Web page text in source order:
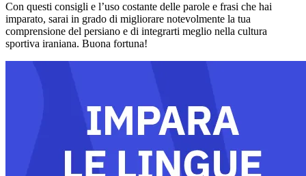
Con questi consigli e l’uso costante delle parole e frasi che hai
imparato, sarai in grado di migliorare notevolmente la tua
comprensione del persiano e di integrarti meglio nella cultura
sportiva iraniana. Buona fortuna!